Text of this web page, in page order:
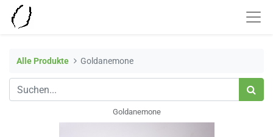
Alle Produkte Goldanemone
Goldanemone